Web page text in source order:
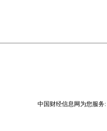
中国财经信息网为您服务: